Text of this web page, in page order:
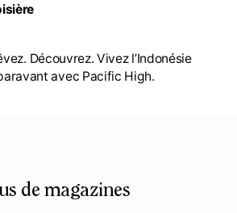
Découvrez. Vivez l’Indonésie
avec Pacific High.
de magazines